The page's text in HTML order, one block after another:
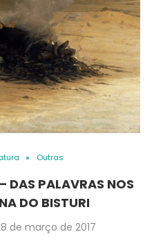
Outras
DAS PALAVRAS NOS
DO BISTURI
de março de 2017